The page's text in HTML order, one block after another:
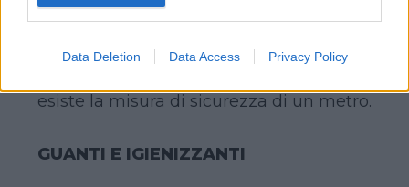
Data Deletion Data Access Privacy Policy
svolgimento delle lezioni, sia nei
abbassate durante le interrogazioni, ma
esiste la misura di sicurezza di un metro.
GUANTI E IGIENIZZANTI